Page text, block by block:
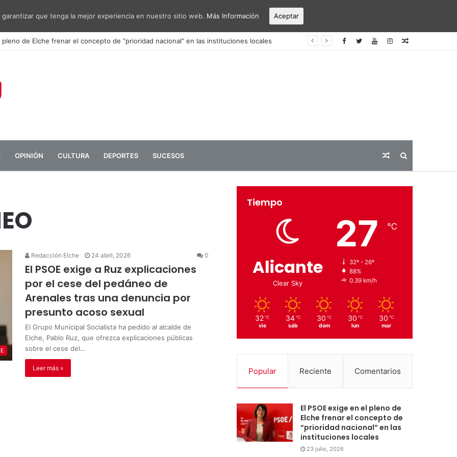
de diálogo entre administraciones y vecinos por el ruido del aeropuerto Alicante-Elche Articulo
OPINIÓN CULTURA DEPORTES SUCESOS Articulo
aleatorio
Redacción Elche 24 abril, 2026 0
El PSOE exige a Ruz explicaciones
por el cese del pedáneo de
Arenales tras una denuncia por
presunto acoso sexual
El Grupo Municipal Socialista ha pedido al alcalde de
Elche, Pablo Ruz, que ofrezca explicaciones públicas
sobre el cese del…
Leer más »
Tiempo
Alicante
Clear Sky
27 ℃
32º - 26º
88%
0.39 km/h
32 ℃
vie
34 ℃
sáb
30 ℃
dom
30 ℃
lun
30 ℃
mar
Popular Reciente Comentarios
El PSOE exige en el pleno de
Elche frenar el concepto de
“prioridad nacional” en las
instituciones locales
23 julio, 2026
garantizar que tenga la mejor experiencia en nuestro sitio web. Más Información Aceptar